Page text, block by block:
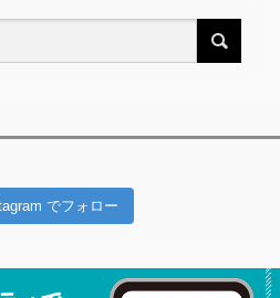
でフォロー